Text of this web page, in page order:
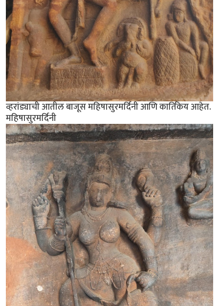
व्हरांड्याची आतील बाजूस महिषासुरमर्दिनी आणि कार्तिकेय आहेत.
महिषासुरमर्दिनी